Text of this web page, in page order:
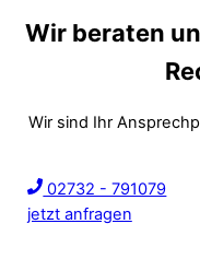
Wir beraten
Wir sind Ihr
02732 - 791079
jetzt anfragen